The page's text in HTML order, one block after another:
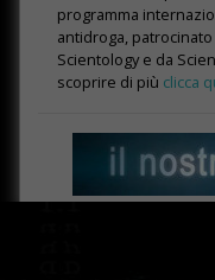
programma
antidroga,
Scientology e da
scoprire di più clicca